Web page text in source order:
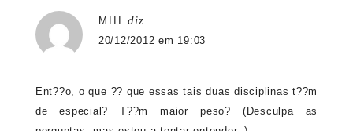
MIII diz
20/12/2012 em 19:03
Ent??o, o que ?? que essas tais duas disciplinas t??m
de especial? T??m maior peso? (Desculpa as